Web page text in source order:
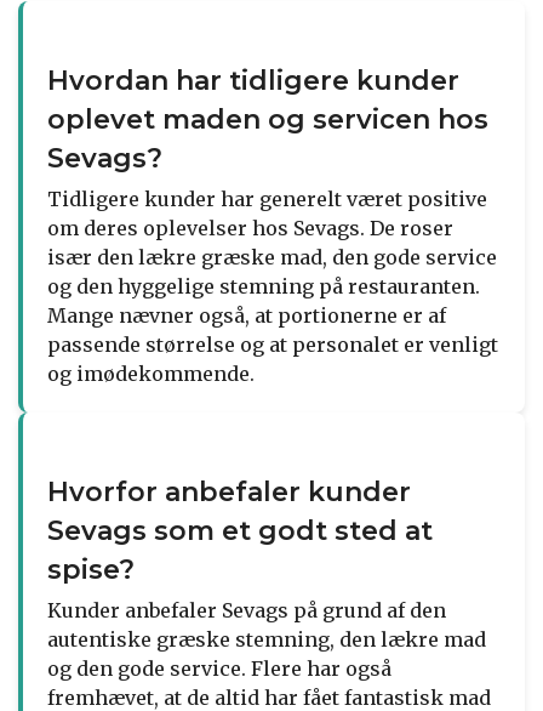
Hvordan har tidligere kunder
oplevet maden og servicen hos
Sevags?
Tidligere kunder har generelt været positive
om deres oplevelser hos Sevags. De roser
især den lækre græske mad, den gode service
og den hyggelige stemning på restauranten.
Mange nævner også, at portionerne er af
passende størrelse og at personalet er venligt
og imødekommende.
Hvorfor anbefaler kunder
Sevags som et godt sted at
spise?
Kunder anbefaler Sevags på grund af den
autentiske græske stemning, den lækre mad
og den gode service. Flere har også
fremhævet, at de altid har fået fantastisk mad